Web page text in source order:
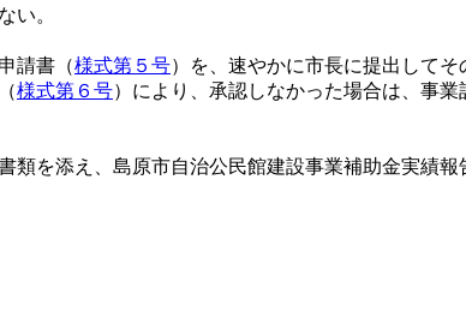
い。
請書（様式第５号）を、速やかに市長に提出してそ
様式第６号）により、承認しなかった場合は、事
を添え、島原市自治公民館建設事業補助金実績報